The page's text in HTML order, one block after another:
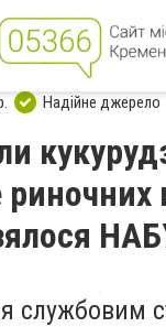
Надійне джерело
службовим